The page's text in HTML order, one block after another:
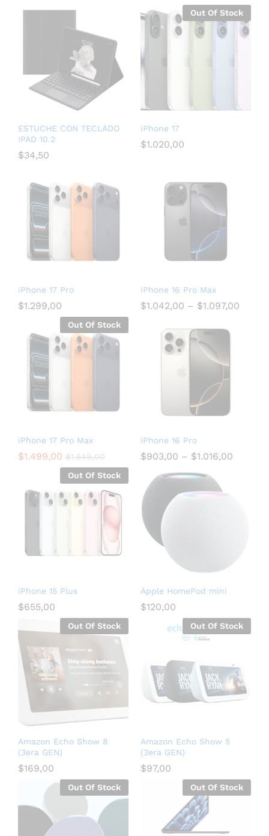
ESTUCHE CON TECLADO
IPAD 10.2
$34,50
Out Of Stock
iPhone 17
$1.020,00
iPhone 17 Pro
$1.299,00
iPhone 16 Pro Max
$1.042,00 – $1.097,00
Out Of Stock
iPhone 17 Pro Max
$1.499,00 $1.549,00
iPhone 16 Pro
$903,00 – $1.016,00
Out Of Stock
iPhone 15 Plus
$655,00
Apple HomePod mini
$120,00
Out Of Stock
Amazon Echo Show 8
(3era GEN)
$169,00
Out Of Stock
Amazon Echo Show 5
(3era GEN)
$97,00
Out Of Stock Out Of Stock